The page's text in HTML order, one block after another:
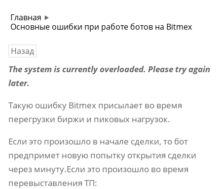
Главная
Основные ошибки при работе ботов на Bitmex
Назад
The system is currently overloaded. Please try again
later.
Такую ошибку Bitmex присылает во время
перегрузки биржи и пиковых нагрузок.
Если это произошло в начале сделки, то бот
предпримет новую попытку открытия сделки
через минуту.Если это произошло во время
перевыставления ТП: